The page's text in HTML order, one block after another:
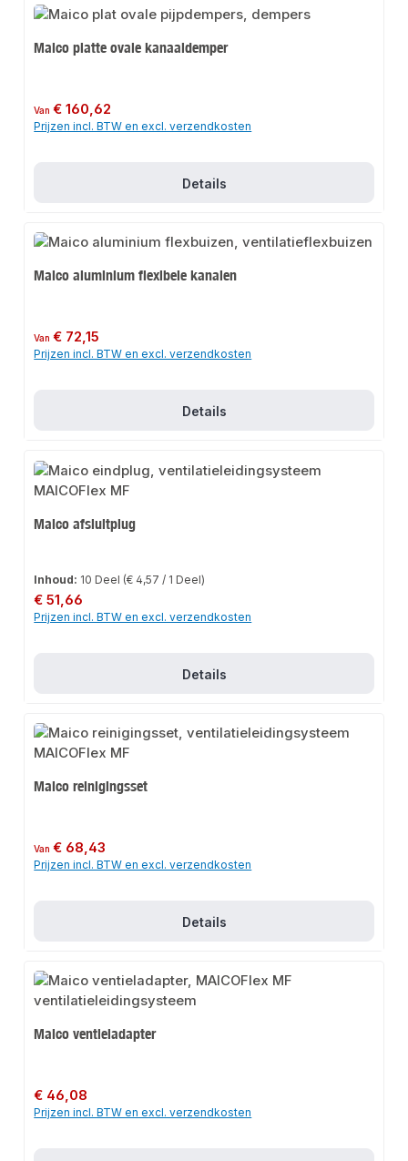
Maico platte ovale kanaaldemper
Normale prijs:
Van€ 160,62
Prijzen incl. BTW en excl. verzendkosten
Details
Maico aluminium flexibele kanalen
Normale prijs:
Van€ 72,15
Prijzen incl. BTW en excl. verzendkosten
Details
Maico afsluitplug
Inhoud: 10 Deel (€ 4,57 / 1 Deel)
Normale prijs:
€ 51,66
Prijzen incl. BTW en excl. verzendkosten
Details
Maico reinigingsset
Normale prijs:
Van€ 68,43
Prijzen incl. BTW en excl. verzendkosten
Details
Maico ventieladapter
Normale prijs:
€ 46,08
Prijzen incl. BTW en excl. verzendkosten